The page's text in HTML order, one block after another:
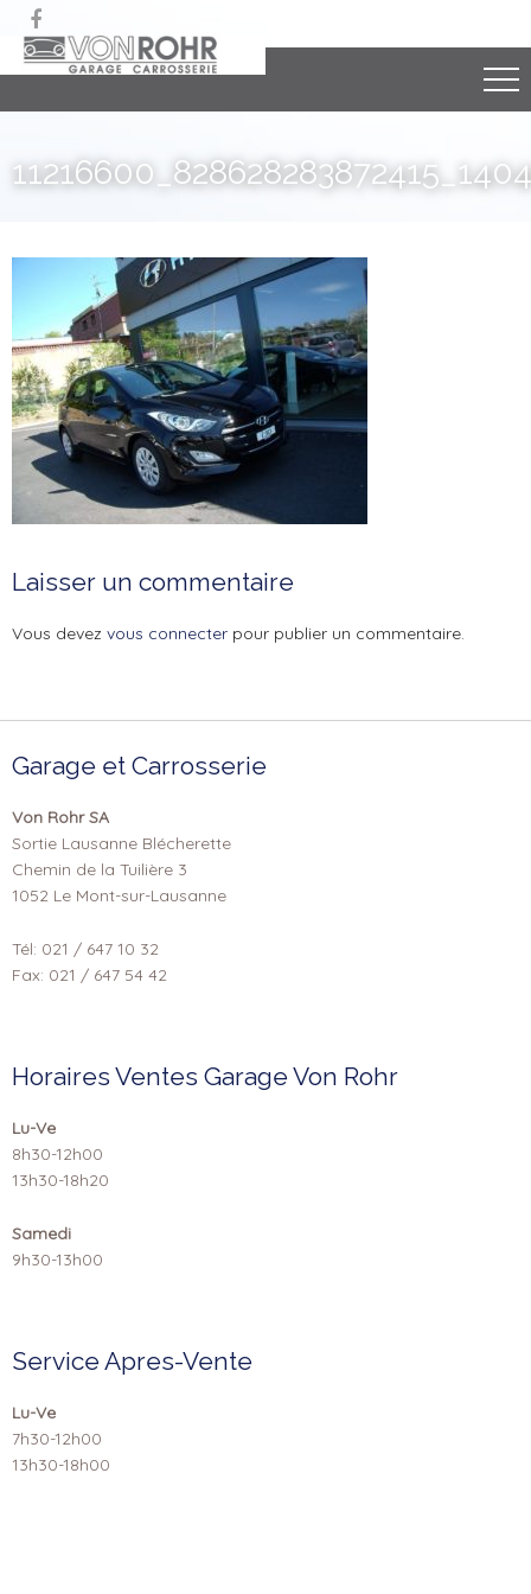

Laisser un commentaire
Vous devez vous connecter pour publier un commentaire.
Garage et Carrosserie
Von Rohr SA
Sortie Lausanne Blécherette
Chemin de la Tuilière 3
1052 Le Mont-sur-Lausanne
Tél: 021 / 647 10 32
Fax: 021 / 647 54 42
Horaires Ventes Garage Von Rohr
Lu-Ve
8h30-12h00
13h30-18h20
Samedi
9h30-13h00
Service Apres-Vente
Lu-Ve
7h30-12h00
13h30-18h00